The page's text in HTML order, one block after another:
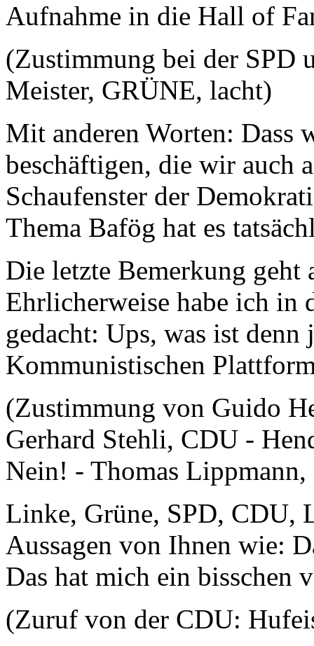
Aufnahme in die Hall of
(Zustimmung bei der SPD
Meister, GRÜNE, lacht)
Mit anderen Worten: Dass
beschäftigen, die wir auch
Schaufenster der
Thema Bafög hat es
Die letzte Bemerkung
Ehrlicherweise habe ich in
gedacht: Ups, was ist
Kommunistischen
(Zustimmung von Guido
Gerhard Stehli, CDU -
Nein! - Thomas
Linke, Grüne, SPD, CDU,
Aussagen von Ihnen wie:
Das hat mich ein bisschen
(Zuruf von der CDU: